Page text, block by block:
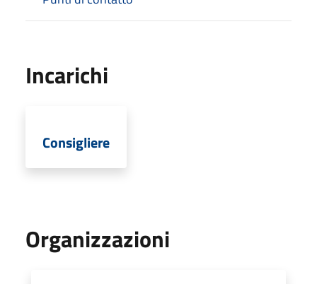
Incarichi
Consigliere
Organizzazioni